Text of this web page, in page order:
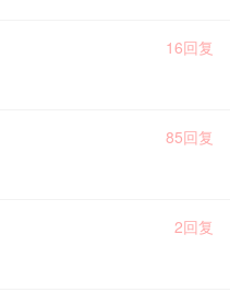
16回复
85回复
2回复